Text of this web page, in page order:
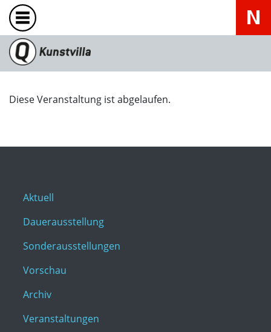
Diese Veranstaltung ist abgelaufen.
Aktuell
Dauerausstellung
Sonderausstellungen
Vorschau
Archiv
Veranstaltungen